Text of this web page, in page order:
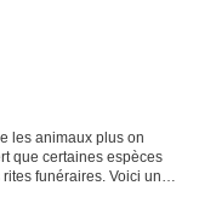
les animaux plus on
que certaines espèces
funéraires. Voici un